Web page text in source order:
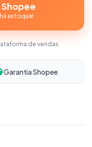
estoque!
de vendas
Garantia Shopee